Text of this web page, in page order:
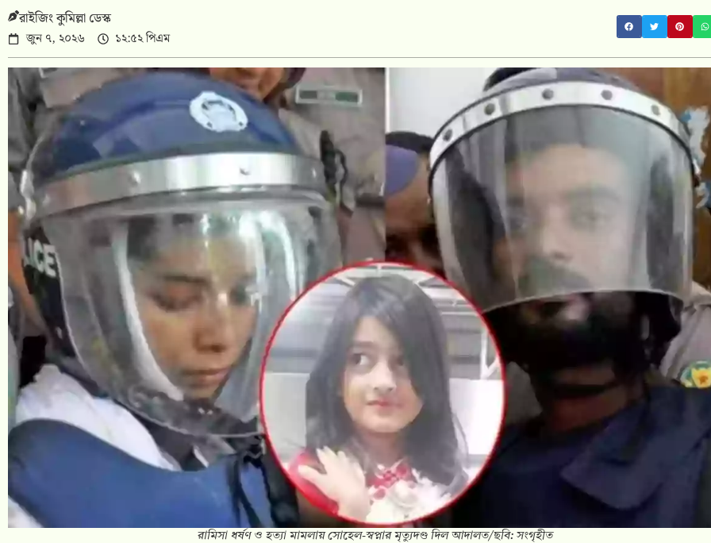
রাইজিং কুমিল্লা ডেস্ক
জুন ৭, ২০২৬ ১২:৫২ পিএম
রামিসা ধর্ষণ ও হত্যা মামলায় সোহেল-স্বপ্নার মৃত্যুদণ্ড দিল আদালত/ছবি: সংগৃহীত